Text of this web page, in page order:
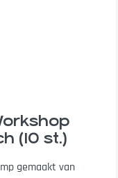
(10 st.)
gemaakt van